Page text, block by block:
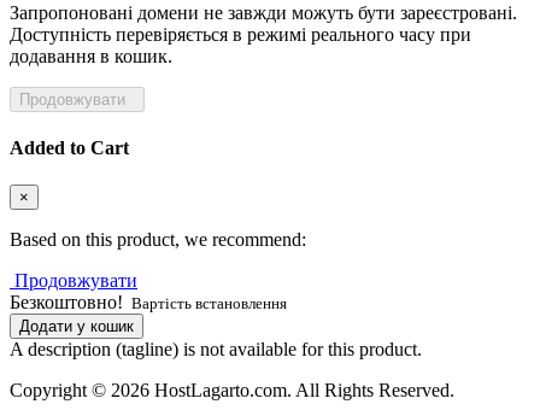
Запропоновані домени не завжди можуть бути зареєстровані.
Доступність перевіряється в режимі реального часу при
додавання в кошик.
Added to Cart
×
Based on this product, we recommend:
Продовжувати
Безкоштовно! Вартість встановлення
Додати у кошик
A description (tagline) is not available for this product.
Copyright © 2026 HostLagarto.com. All Rights Reserved.